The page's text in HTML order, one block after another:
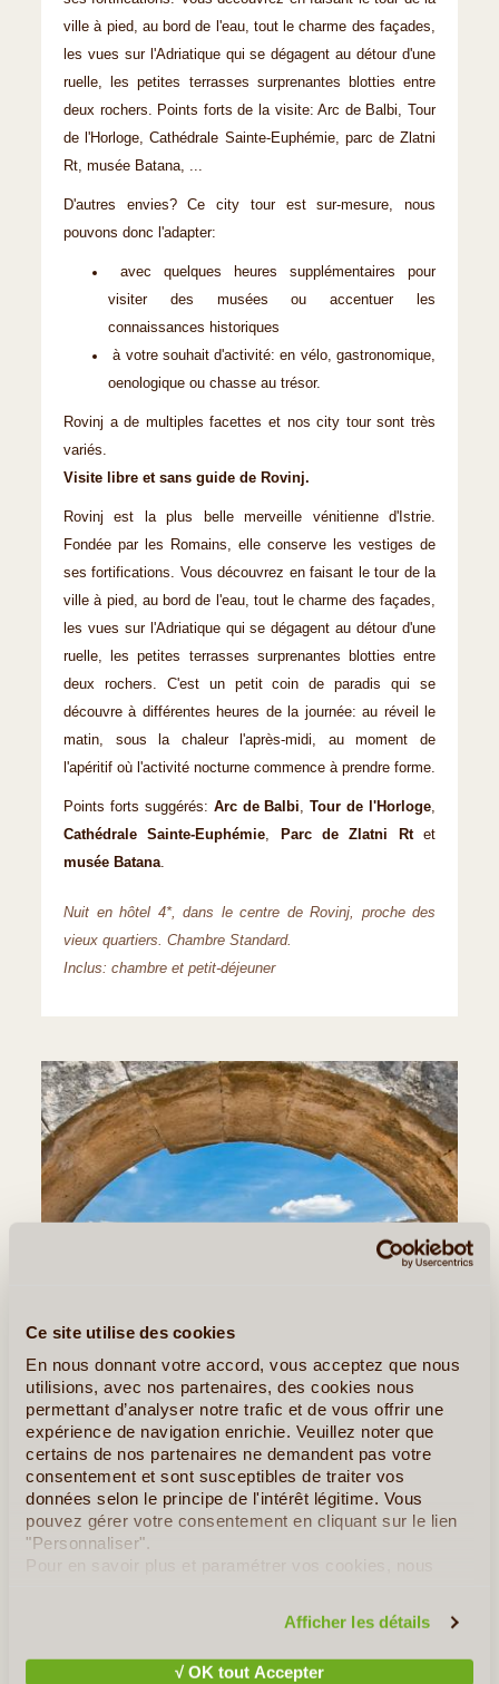
Ce site utilise des cookies
En nous donnant votre accord, vous acceptez que nous
utilisions, avec nos partenaires, des cookies nous
permettant d’analyser notre trafic et de vous offrir une
expérience de navigation enrichie. Veuillez noter que
certains de nos partenaires ne demandent pas votre
consentement et sont susceptibles de traiter vos
données selon le principe de l'intérêt légitime. Vous
pouvez gérer votre consentement en cliquant sur le lien
"Personnaliser".
Pour en savoir plus et paramétrer vos cookies, nous
Afficher les détails
√ OK tout Accepter
ville à pied, au bord de l'eau, tout le charme des façades,
les vues sur l'Adriatique qui se dégagent au détour d'une
ruelle, les petites terrasses surprenantes blotties entre
deux rochers. Points forts de la visite: Arc de Balbi, Tour
de l'Horloge, Cathédrale Sainte-Euphémie, parc de Zlatni
Rt, musée Batana, ...
D'autres envies? Ce city tour est sur-mesure, nous
pouvons donc l'adapter:
avec quelques heures supplémentaires pour
visiter des musées ou accentuer les
connaissances historiques
à votre souhait d'activité: en vélo, gastronomique,
oenologique ou chasse au trésor.
Rovinj a de multiples facettes et nos city tour sont très
variés.
Visite libre et sans guide de Rovinj.
Rovinj est la plus belle merveille vénitienne d'Istrie.
Fondée par les Romains, elle conserve les vestiges de
ses fortifications. Vous découvrez en faisant le tour de la
ville à pied, au bord de l'eau, tout le charme des façades,
les vues sur l'Adriatique qui se dégagent au détour d'une
ruelle, les petites terrasses surprenantes blotties entre
deux rochers. C'est un petit coin de paradis qui se
découvre à différentes heures de la journée: au réveil le
matin, sous la chaleur l'après-midi, au moment de
l'apéritif où l'activité nocturne commence à prendre forme.
Points forts suggérés: Arc de Balbi,Tour de l'Horloge,
Cathédrale Sainte-Euphémie, Parc de Zlatni Rtet
musée Batana.
Nuit en hôtel 4*, dans le centre de Rovinj, proche des
vieux quartiers. Chambre Standard.
Inclus: chambre et petit-déjeuner
Jour 5:Rovinj - Pula - PN des Lacs de
Plitvice
Distance: 293km - tps trajet: 04:30
Rovinj pour rejoindrePulapour une visite